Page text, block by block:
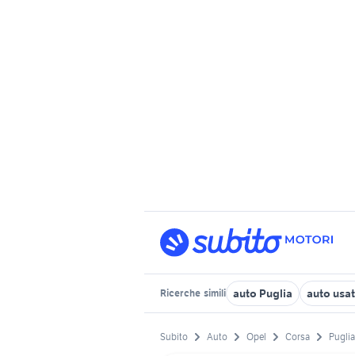
Ricerche simili auto Puglia auto
Subito Auto Opel Corsa Puglia